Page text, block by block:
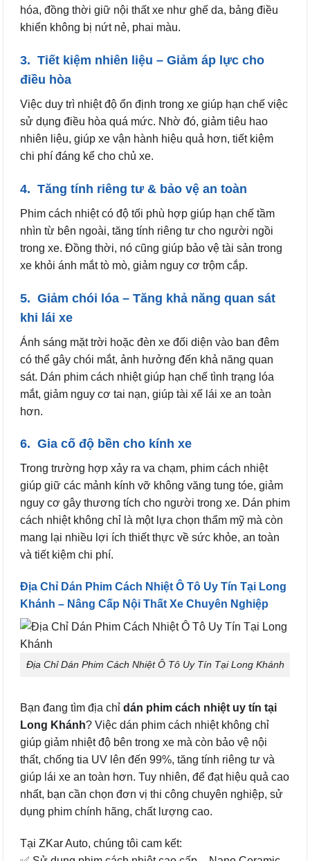
hóa, đồng thời giữ nội thất xe như ghế da, bảng điều
khiển không bị nứt nẻ, phai màu.
3. Tiết kiệm nhiên liệu – Giảm áp lực cho
điều hòa
Việc duy trì nhiệt độ ổn định trong xe giúp hạn chế việc
sử dụng điều hòa quá mức. Nhờ đó, giảm tiêu hao
nhiên liệu, giúp xe vận hành hiệu quả hơn, tiết kiệm
chi phí đáng kể cho chủ xe.
4. Tăng tính riêng tư & bảo vệ an toàn
Phim cách nhiệt có độ tối phù hợp giúp hạn chế tầm
nhìn từ bên ngoài, tăng tính riêng tư cho người ngồi
trong xe. Đồng thời, nó cũng giúp bảo vệ tài sản trong
xe khỏi ánh mắt tò mò, giảm nguy cơ trộm cắp.
5. Giảm chói lóa – Tăng khả năng quan sát
khi lái xe
Ánh sáng mặt trời hoặc đèn xe đối diện vào ban đêm
có thể gây chói mắt, ảnh hưởng đến khả năng quan
sát. Dán phim cách nhiệt giúp hạn chế tình trạng lóa
mắt, giảm nguy cơ tai nạn, giúp tài xế lái xe an toàn
hơn.
6. Gia cố độ bền cho kính xe
Trong trường hợp xảy ra va chạm, phim cách nhiệt
giúp giữ các mảnh kính vỡ không văng tung tóe, giảm
nguy cơ gây thương tích cho người trong xe. Dán phim
cách nhiệt không chỉ là một lựa chọn thẩm mỹ mà còn
mang lại nhiều lợi ích thiết thực về sức khỏe, an toàn
và tiết kiệm chi phí.
Địa Chỉ Dán Phim Cách Nhiệt Ô Tô Uy Tín Tại Long
Khánh – Nâng Cấp Nội Thất Xe Chuyên Nghiệp
Địa Chỉ Dán Phim Cách Nhiệt Ô Tô Uy Tín Tại Long Khánh
Bạn đang tìm địa chỉ dán phim cách nhiệt uy tín tại
Long Khánh? Việc dán phim cách nhiệt không chỉ
giúp giảm nhiệt độ bên trong xe mà còn bảo vệ nội
thất, chống tia UV lên đến 99%, tăng tính riêng tư và
giúp lái xe an toàn hơn. Tuy nhiên, để đạt hiệu quả cao
nhất, bạn cần chọn đơn vị thi công chuyên nghiệp, sử
dụng phim chính hãng, chất lượng cao.
Tại ZKar Auto, chúng tôi cam kết: